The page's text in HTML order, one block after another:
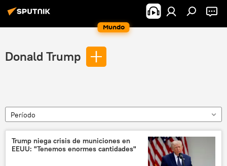
Mundo
Donald Trump
Período
Trump niega crisis de municiones en
EEUU: "Tenemos enormes cantidades"